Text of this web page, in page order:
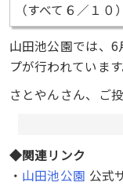
（すべて６／１０）
山田池公園では、
プが行われていま
さとやんさん、ご
◆関連リンク
・ 山田池公園 公式